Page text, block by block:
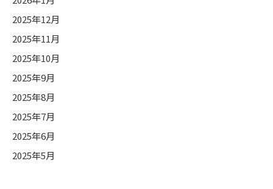
2025年12月
2025年11月
2025年10月
2025年9月
2025年8月
2025年7月
2025年6月
2025年5月